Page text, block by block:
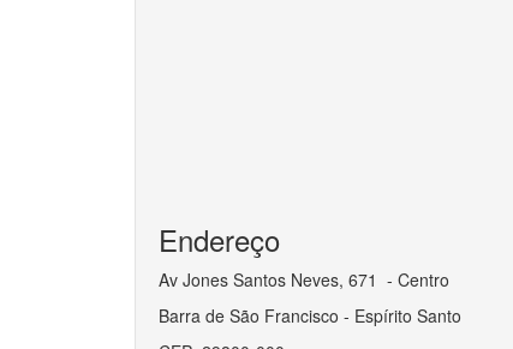
Endereço
Av Jones Santos Neves, 671 - Centro
Barra de São Francisco - Espírito Santo